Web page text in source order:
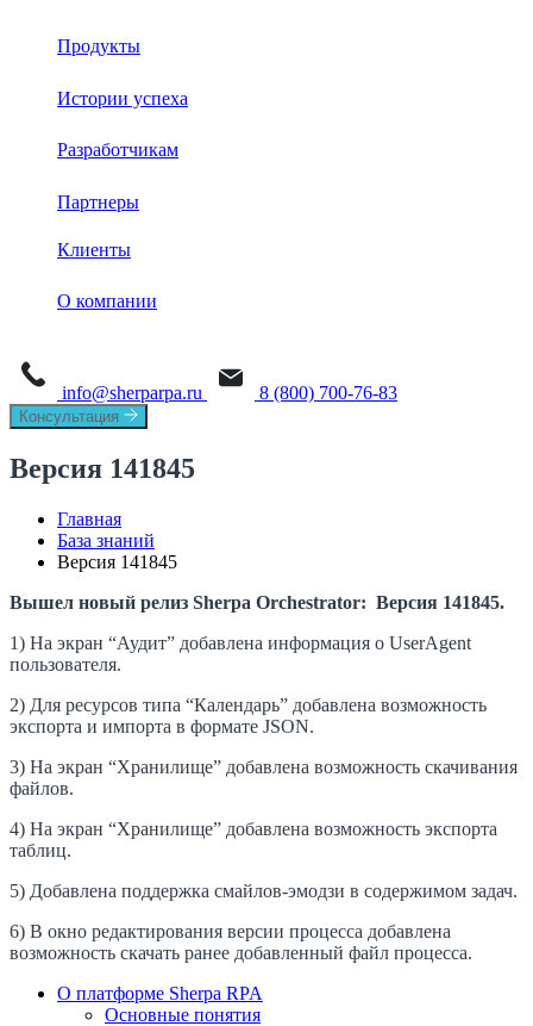
Продукты
Sherpa RPA
Task Mining
Истории успеха
Разработчикам
База знаний
Обучение
Партнеры
Клиенты
О компании
СМИ о нас
Мероприятия
Вакансии
Контакты
info@sherparpa.ru 8 (800) 700-76-83
Консультация
Версия 141845
Главная
База знаний
Версия 141845
Вышел новый релиз Sherpa Orchestrator: Версия 141845.
1) На экран “Аудит” добавлена информация о UserAgent
пользователя.
2) Для ресурсов типа “Календарь” добавлена возможность
экспорта и импорта в формате JSON.
3) На экран “Хранилище” добавлена возможность скачивания
файлов.
4) На экран “Хранилище” добавлена возможность экспорта
таблиц.
5) Добавлена поддержка смайлов-эмодзи в содержимом задач.
6) В окно редактирования версии процесса добавлена
возможность скачать ранее добавленный файл процесса.
О платформе Sherpa RPA
Основные понятия